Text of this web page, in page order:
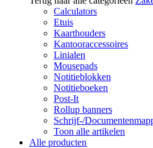
Calculators
Etuis
Kaarthouders
Kantooraccessoires
Linialen
Mousepads
Notitieblokken
Notitieboeken
Post-It
Rollup banners
Schrijf-/
Toon alle artikelen
Alle producten